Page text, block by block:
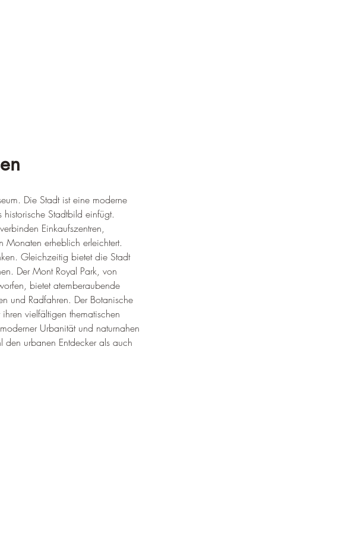
Die Stadt ist eine moderne
Stadtbild einfügt.
Einkaufszentren,
Monaten erheblich erleichtert.
Gleichzeitig bietet die Stadt
Der Mont Royal Park, von
bietet atemberaubende
und Radfahren. Der Botanische
vielfältigen thematischen
Urbanität und naturnahen
den urbanen Entdecker als auch